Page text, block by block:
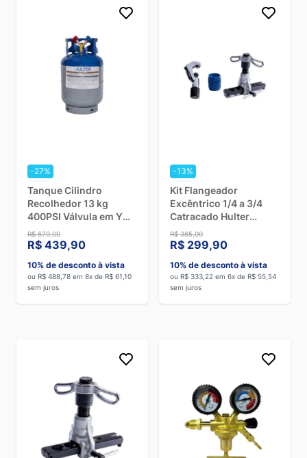
-27%
Tanque Cilindro
Recolhedor 13 kg
400PSI Válvula em Y
Respiro Hulter
R$ 670,00
R$ 439,90
10% de desconto à vista
ou R$ 488,78 em 8x de R$ 61,10
sem juros
-13%
Kit Flangeador
Excêntrico 1/4 a 3/4
Catracado Hulter
HT5R806FTLF
R$ 385,00
R$ 299,90
10% de desconto à vista
ou R$ 333,22 em 6x de R$ 55,54
sem juros